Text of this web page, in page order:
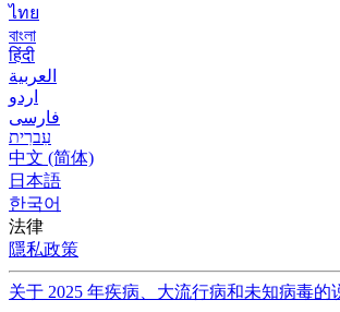
ไทย
বাংলা
हिंदी
العربية
اردو
فارسی
עִברִית
中文 (简体)
日本語
한국어
法律
隱私政策
关于 2025 年疾病、大流行病和未知病毒的